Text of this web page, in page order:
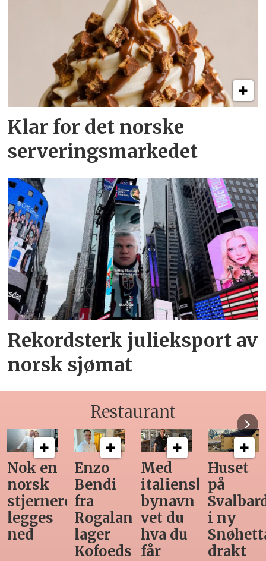
Klar for det norske
serveringsmarkedet
Rekordsterk julieksport av
norsk sjømat
Restaurant
Med
italiensk
bynavn
vet du
hva du
Huset
på
Svalbard
i ny
Snøhetta-
drakt
Ny
teknologi
gjør
manuell
varetelling
unødvendig
Siste
Horeca-
før